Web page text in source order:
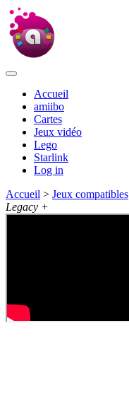
Accueil
amiibo
Cartes
Jeux vidéo
Lego
Starlink
Log in
Accueil > Jeux compatibles
Legacy +